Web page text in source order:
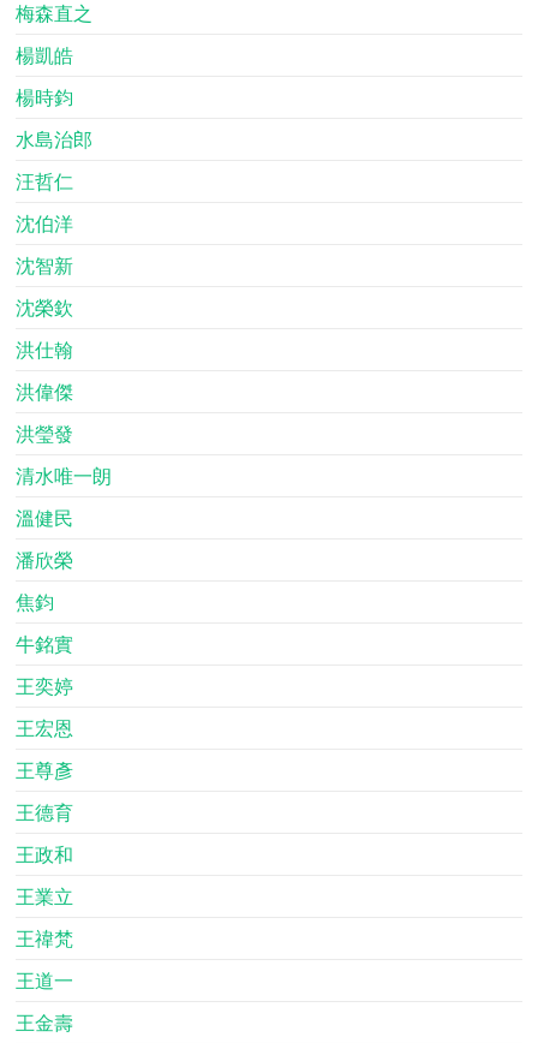
梅森直之
楊凱皓
楊時鈞
水島治郎
汪哲仁
沈伯洋
沈智新
沈榮欽
洪仕翰
洪偉傑
洪瑩發
清水唯一朗
溫健民
潘欣榮
焦鈞
牛銘實
王奕婷
王宏恩
王尊彥
王德育
王政和
王業立
王禕梵
王道一
王金壽